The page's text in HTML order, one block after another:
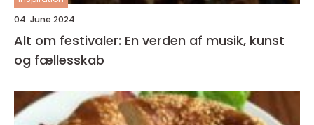
04. June 2024
Alt om festivaler: En verden af musik, kunst
og fællesskab